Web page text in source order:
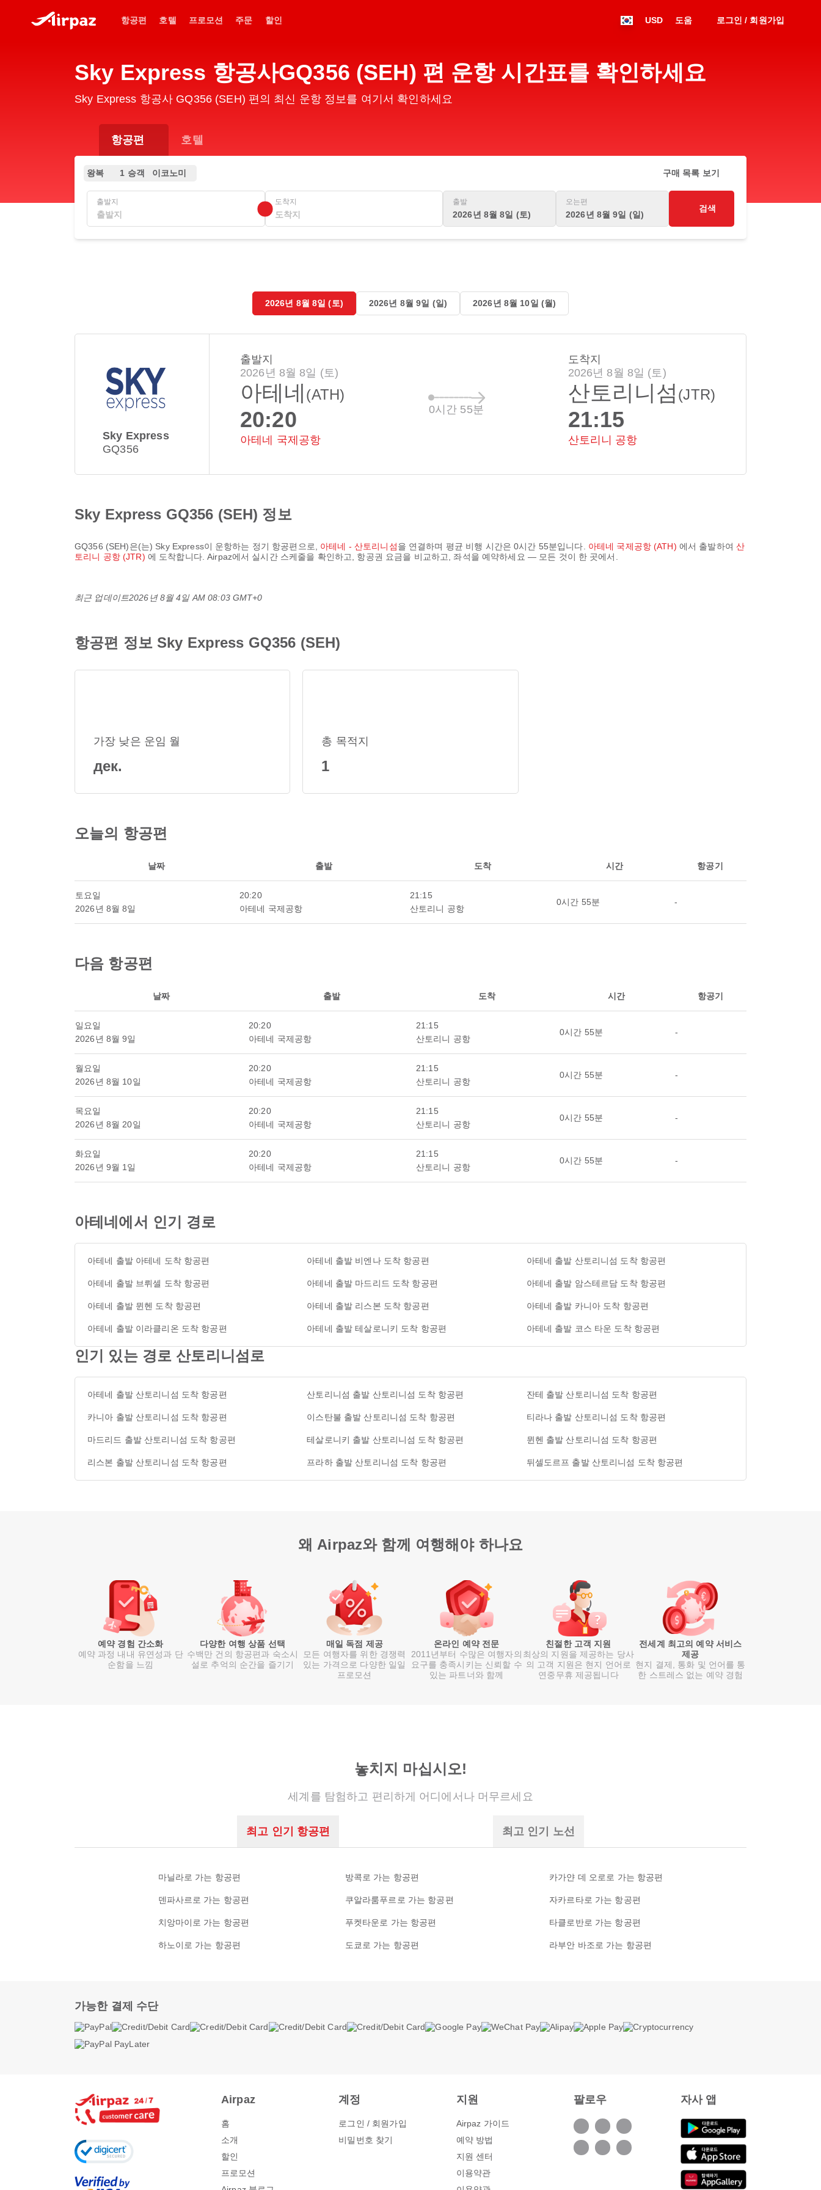
항공편 호텔 프로모션 주문 할인 USD 도움 로그인 / 회원가입
Sky Express 항공사GQ356 (SEH) 편 운항 시간표를 확인하세요
Sky Express 항공사 GQ356 (SEH) 편의 최신 운항 정보를 여기서 확인하세요
항공편 호텔
왕복 1 승객 이코노미 구매 목록 보기
출발지 도착지 출발
2026년 8월 8일 (토)
오는편
2026년 8월 9일 (일)
검색
2026년 8월 8일 (토) 2026년 8월 9일 (일) 2026년 8월 10일 (월)
Sky Express
GQ356
출발지
2026년 8월 8일 (토)
아테네 (ATH)
20:20
아테네 국제공항
0시간 55분
도착지
2026년 8월 8일 (토)
산토리니섬 (JTR)
21:15
산토리니 공항
Sky Express GQ356 (SEH) 정보
GQ356 (SEH)은(는) Sky Express이 운항하는 정기 항공편으로, 아테네 - 산토리니섬을 연결하며 평균 비행 시간은0시간 55분입니다. 아테네 국제공항 (ATH) 에서 출발하여산
토리니 공항 (JTR) 에 도착합니다. Airpaz에서 실시간 스케줄을 확인하고, 항공권 요금을 비교하고, 좌석을 예약하세요 — 모든 것이 한 곳에서.
최근 업데이트2026년 8월 4일 AM 08:03 GMT+0
항공편 정보 Sky Express GQ356 (SEH)
가장 낮은 운임 월
дек.
총 목적지
1
오늘의 항공편
날짜 출발 도착 시간 항공기
토요일
2026년 8월 8일
20:20
아테네 국제공항
21:15
산토리니 공항
0시간 55분 -
다음 항공편
날짜 출발 도착 시간 항공기
일요일
2026년 8월 9일
20:20
아테네 국제공항
21:15
산토리니 공항
0시간 55분 -
월요일
2026년 8월 10일
20:20
아테네 국제공항
21:15
산토리니 공항
0시간 55분 -
목요일
2026년 8월 20일
20:20
아테네 국제공항
21:15
산토리니 공항
0시간 55분 -
화요일
2026년 9월 1일
20:20
아테네 국제공항
21:15
산토리니 공항
0시간 55분 -
아테네에서 인기 경로
아테네 출발 아테네 도착 항공편 아테네 출발 비엔나 도착 항공편 아테네 출발 산토리니섬 도착 항공편
아테네 출발 브뤼셀 도착 항공편 아테네 출발 마드리드 도착 항공편 아테네 출발 암스테르담 도착 항공편
아테네 출발 뮌헨 도착 항공편 아테네 출발 리스본 도착 항공편 아테네 출발 카니아 도착 항공편
아테네 출발 이라클리온 도착 항공편 아테네 출발 테살로니키 도착 항공편 아테네 출발 코스 타운 도착 항공편
인기 있는 경로 산토리니섬로
아테네 출발 산토리니섬 도착 항공편 산토리니섬 출발 산토리니섬 도착 항공편 잔테 출발 산토리니섬 도착 항공편
카니아 출발 산토리니섬 도착 항공편 이스탄불 출발 산토리니섬 도착 항공편 티라나 출발 산토리니섬 도착 항공편
마드리드 출발 산토리니섬 도착 항공편 테살로니키 출발 산토리니섬 도착 항공편 뮌헨 출발 산토리니섬 도착 항공편
리스본 출발 산토리니섬 도착 항공편 프라하 출발 산토리니섬 도착 항공편 뒤셀도르프 출발 산토리니섬 도착 항공편
왜 Airpaz와 함께 여행해야 하나요
예약 경험 간소화
예약 과정 내내 유연성과 단
순함을 느낌
다양한 여행 상품 선택
수백만 건의 항공편과 숙소시
설로 추억의 순간을 즐기기
매일 독점 제공
모든 여행자를 위한 경쟁력
있는 가격으로 다양한 일일
프로모션
온라인 예약 전문
2011년부터 수많은 여행자의
요구를 충족시키는 신뢰할 수
있는 파트너와 함께
친절한 고객 지원
최상의 지원을 제공하는 당사
의 고객 지원은 현지 언어로
연중무휴 제공됩니다
전세계 최고의 예약 서비스
제공
현지 결제, 통화 및 언어를 통
한 스트레스 없는 예약 경험
놓치지 마십시오!
세계를 탐험하고 편리하게 어디에서나 머무르세요
최고 인기 항공편 최고 인기 노선
마닐라로 가는 항공편 방콕로 가는 항공편 카가얀 데 오로로 가는 항공편
덴파사르로 가는 항공편 쿠알라룸푸르로 가는 항공편 자카르타로 가는 항공편
치앙마이로 가는 항공편 푸켓타운로 가는 항공편 타클로반로 가는 항공편
하노이로 가는 항공편 도쿄로 가는 항공편 라부안 바조로 가는 항공편
가능한 결제 수단
Airpaz
홈
소개
할인
프로모션
계정
로그인 / 회원가입
비밀번호 찾기
지원
Airpaz 가이드
예약 방법
지원 센터
이용약관
팔로우 자사 앱